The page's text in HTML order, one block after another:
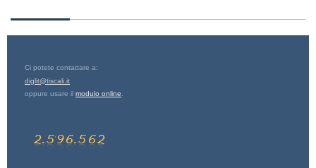
Ci potete contattare a:
diglit@tiscali.it
oppure usare il modulo online.